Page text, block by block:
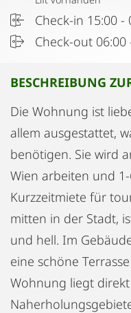
Check-in 15:00 -
Check-out 06:00
BESCHREIBUNG
Die Wohnung ist
allem ausgestattet,
benötigen. Sie wird
Wien arbeiten und
Kurzzeitmiete für
mitten in der Stadt,
und hell. Im
eine schöne
Wohnung liegt